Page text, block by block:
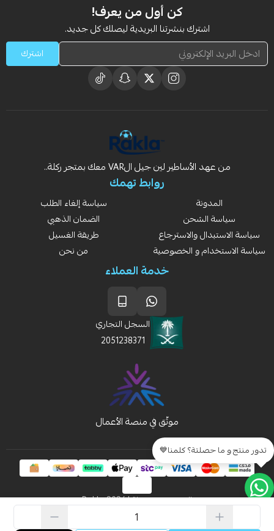
كن أول من يعرف!
اشترك بنشرتنا البريدية ليصلك كل جديد.
اشترك
من عهد الأساطير لين جيل الVAR معك بمتجر ركلة..
روابط تهمك
المدونة
سياسة الشحن
سياسة الاستبدال والاسترجاع
سياسة الاستخدام و الخصوصية
سياسة إلغاء الطلب
الضمان الذهبي
طريقة الغسيل
من نحن
خدمة العملاء
السجل التجاري
2051238371
الحقوق محفوظة | 2026 Rakla
تدور منتج و ما حصلتة؟ كلمنا💙